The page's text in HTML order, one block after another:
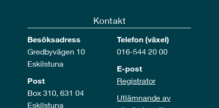
Kontakt
Besöksadress
Gredbyvägen 10
Eskilstuna
Post
Box 310, 631 04
Eskilstuna
Telefon (växel)
016-544 20 00
E-post
Registrator
Utlämnande av